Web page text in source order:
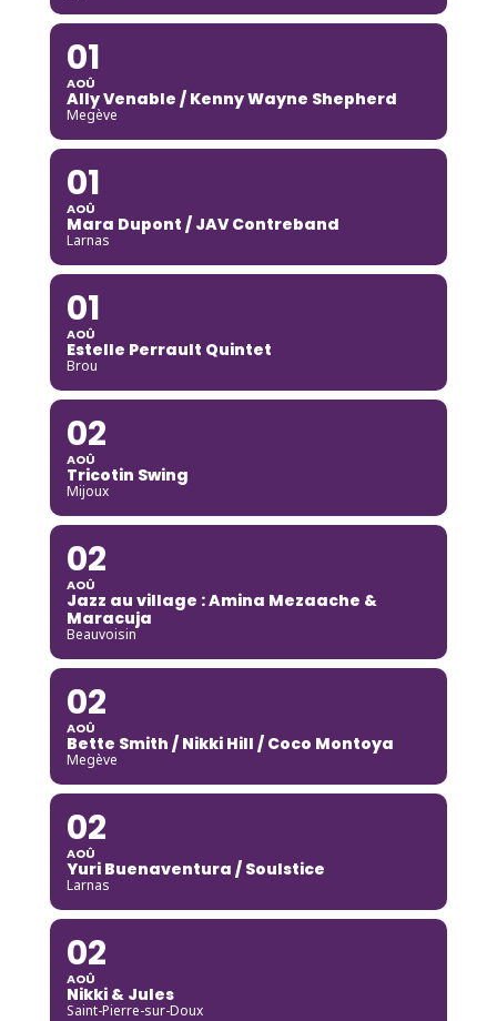
01
AOÛ
Ally Venable / Kenny Wayne Shepherd
Megève
01
AOÛ
Mara Dupont / JAV Contreband
Larnas
01
AOÛ
Estelle Perrault Quintet
Brou
02
AOÛ
Tricotin Swing
Mijoux
02
AOÛ
Jazz au village : Amina Mezaache &
Maracuja
Beauvoisin
02
AOÛ
Bette Smith / Nikki Hill / Coco Montoya
Megève
02
AOÛ
Yuri Buenaventura / Soulstice
Larnas
02
AOÛ
Nikki & Jules
Saint-Pierre-sur-Doux